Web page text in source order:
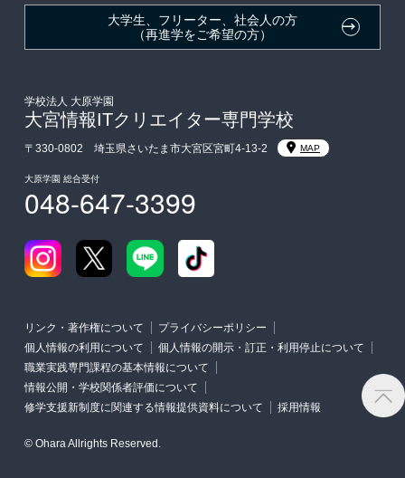
大学生・短期大学生特別入学
学費
東京経営大学への3年次編入学
入学前のお勧め学習システム
大学・短期大学・公務員併願制度
大学生、フリーター、社会人の方
（再進学をご希望の方）
学校法人 大原学園
大宮情報ITクリエイター専門学校
〒330-0802 埼玉県さいたま市大宮区宮町4-13-2 MAP
大原学園 総合受付
048-647-3399
リンク・著作権について
プライバシーポリシー
個人情報の利用について
個人情報の開示・訂正・利用停止について
職業実践専門課程の基本情報について
情報公開・学校関係者評価について
修学支援新制度に関連する情報提供資料について
採用情報
© Ohara Allrights Reserved.